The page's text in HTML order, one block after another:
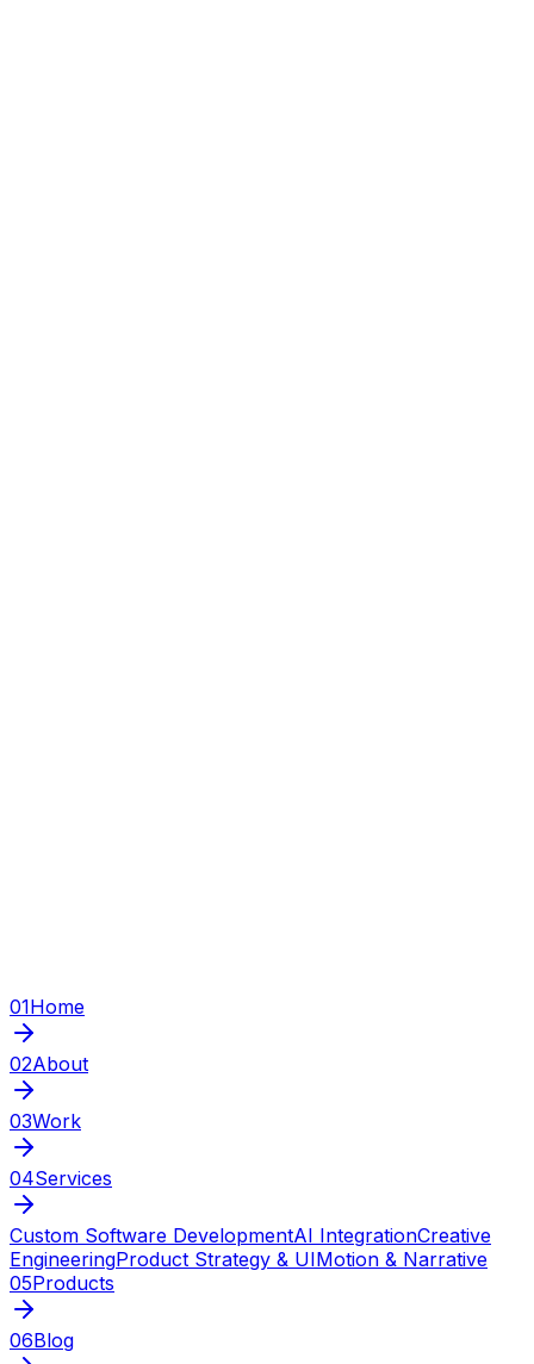
01Home
02About
03Work
04Services
Custom Software DevelopmentAI IntegrationCreative
EngineeringProduct Strategy & UIMotion & Narrative
05Products
06Blog